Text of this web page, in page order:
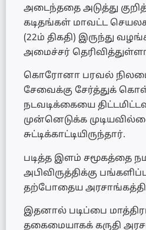
அடைந்ததை அடுத்து
கடிதங்கள் மாவட்ட
(22ம் திகதி) இருந்து
அமைச்சர்
கொரோனா பரவல்
சேவைக்கு சேர்த்துக்
நடவடிக்கையை
முன்னெடுக்க
சுட்டிக்காட்டியிருந்தார்.
படித்த இளம் சமூகத்தை
அபிவிருத்திக்கு
தற்போதைய
இதனால் படிப்பை
தகைமையாகக் கருதி